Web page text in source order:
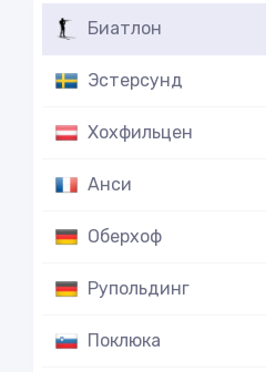
Биатлон
Эстерсунд
Хохфильцен
Анси
Оберхоф
Рупольдинг
Поклюка